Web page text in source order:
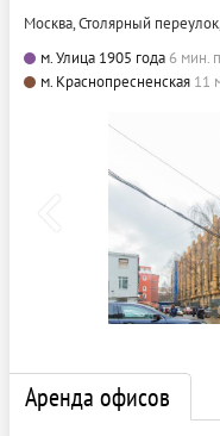
Москва, Столярный
м. Улица 1905 года 6 мин.
м. Краснопресненская 11
Аренда офисов